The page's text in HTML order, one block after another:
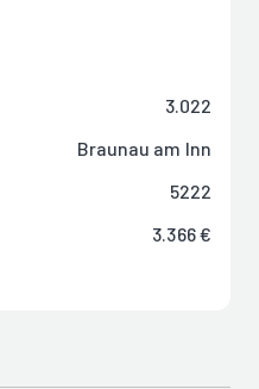
3.022
Braunau am Inn
5222
3.366 €